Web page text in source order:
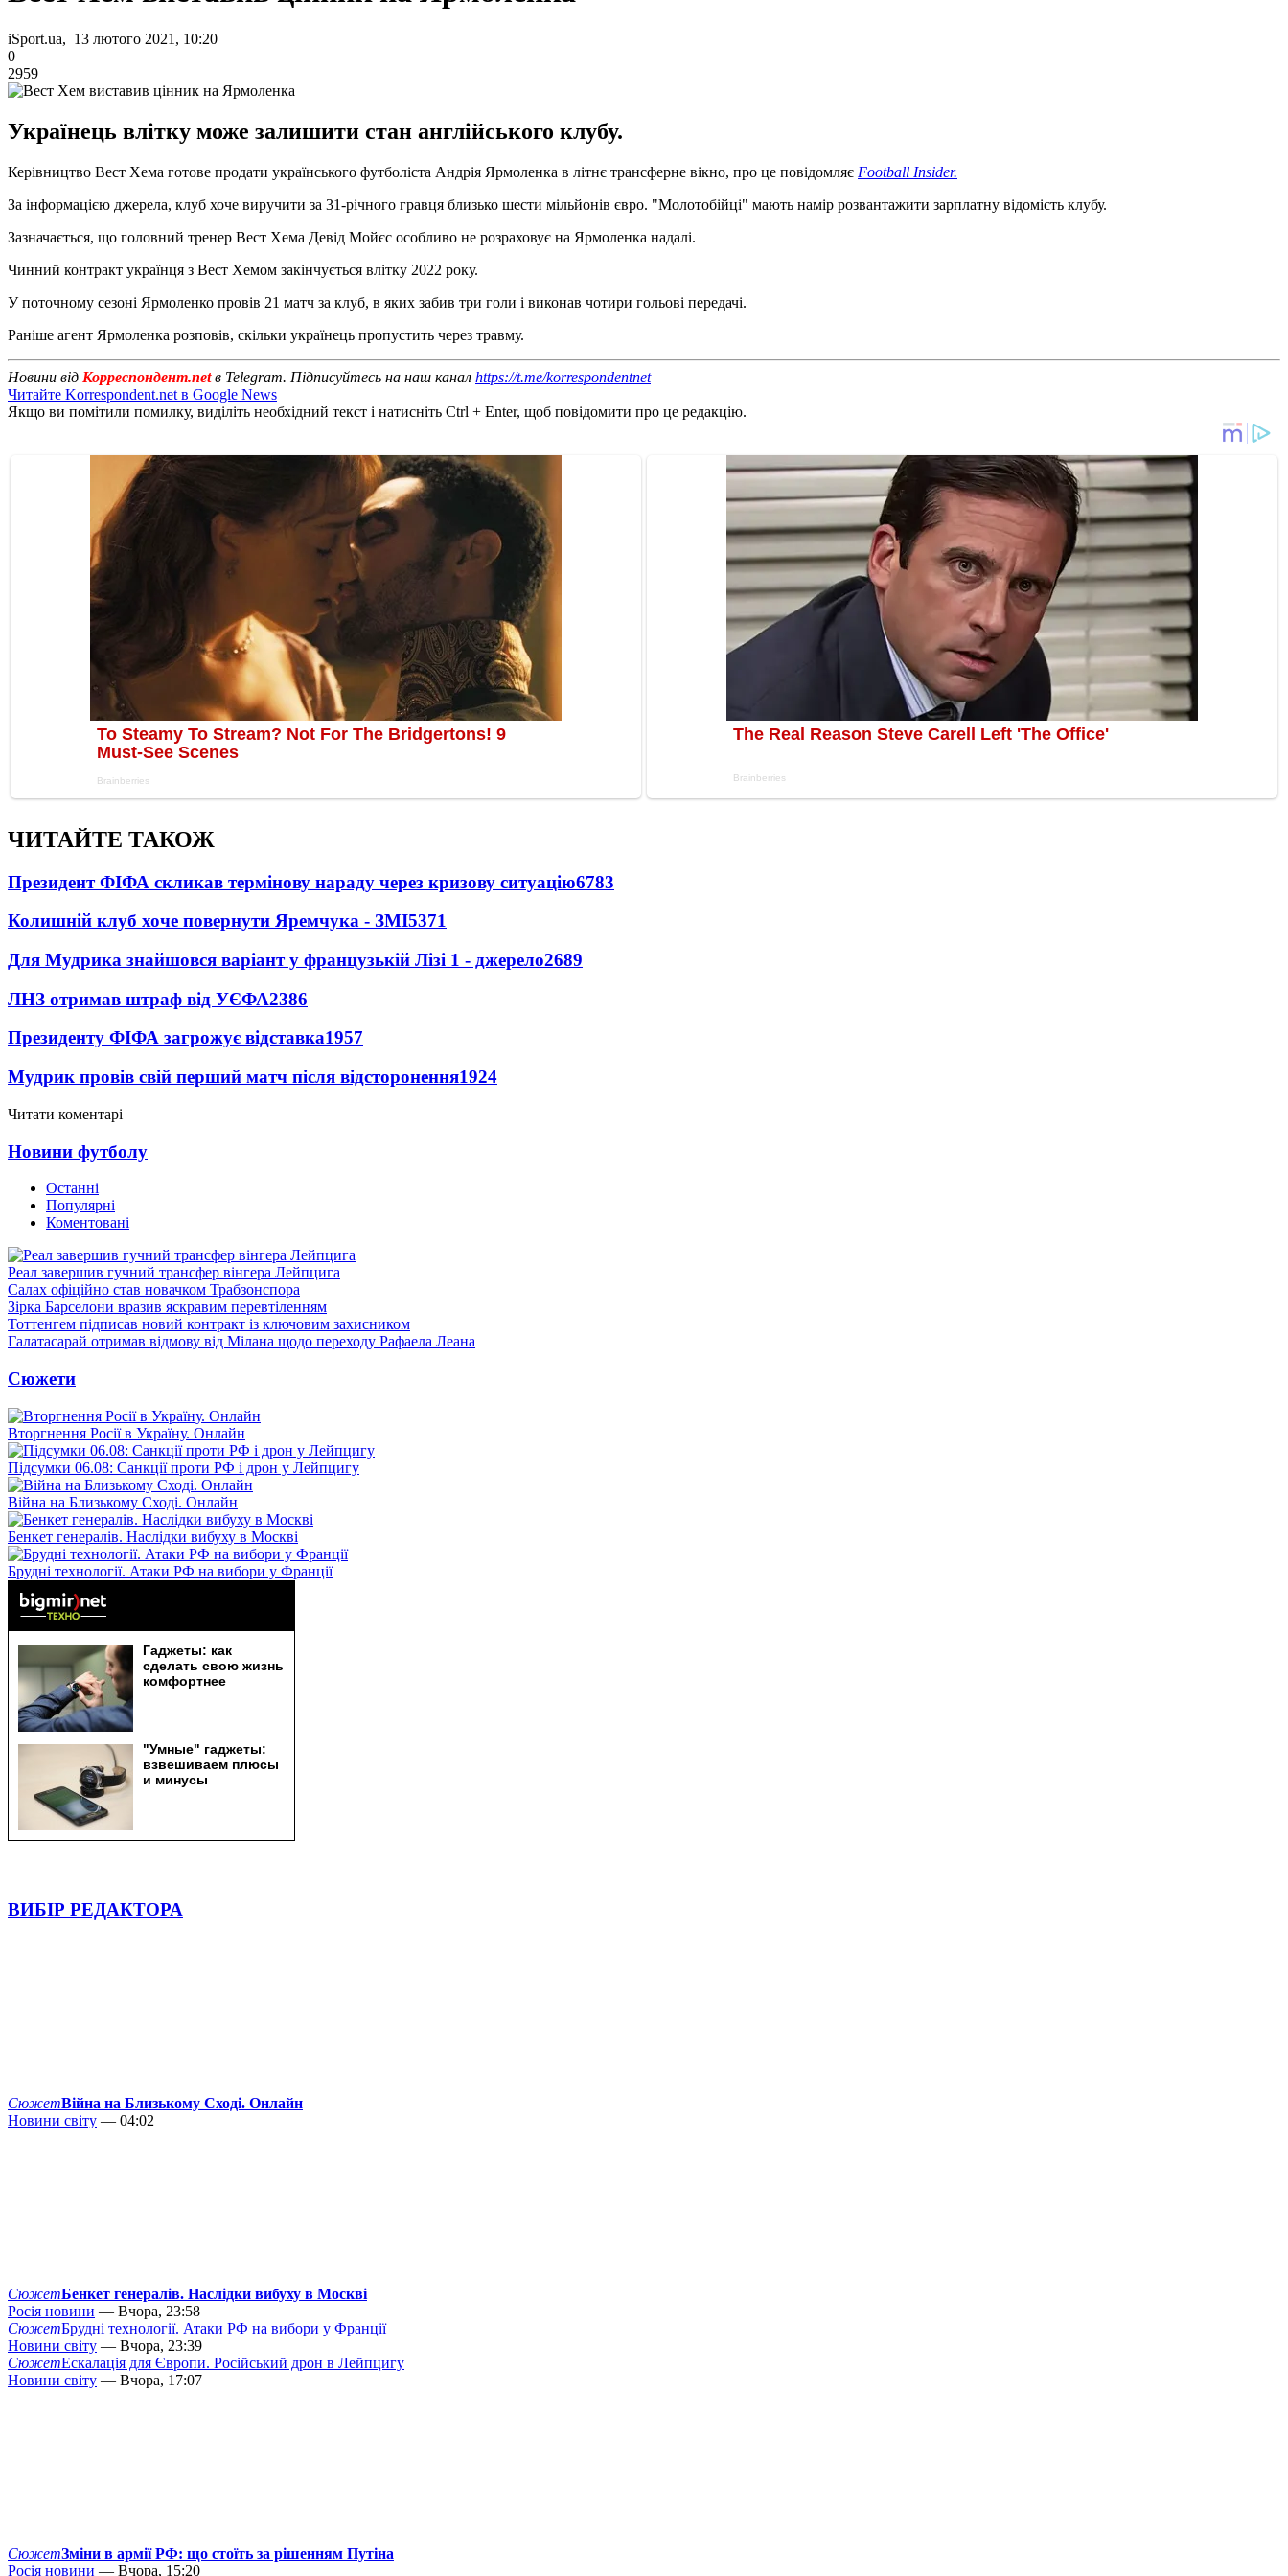
iSport.ua, 13 лютого 2021, 10:20
0
2959
Українець влітку може залишити стан англійського клубу.
Керівництво Вест Хема готове продати українського футболіста Андрія Ярмоленка в літнє трансферне вікно, про це повідомляє Football Insider.
За інформацією джерела, клуб хоче виручити за 31-річного гравця близько шести мільйонів євро. "Молотобійці" мають намір розвантажити зарплатну відомість клубу.
Зазначається, що головний тренер Вест Хема Девід Мойєс особливо не розраховує на Ярмоленка надалі.
Чинний контракт українця з Вест Хемом закінчується влітку 2022 року.
У поточному сезоні Ярмоленко провів 21 матч за клуб, в яких забив три голи і виконав чотири гольові передачі.
Раніше агент Ярмоленка розповів, скільки українець пропустить через травму.
Новини від Корреспондент.netв Telegram. Підписуйтесь на наш канал https://t.me/korrespondentnet
Читайте Korrespondent.net в Google News
Якщо ви помітили помилку, виділіть необхідний текст і натисніть Ctrl + Enter, щоб повідомити про це редакцію.
ЧИТАЙТЕ ТАКОЖ
Президент ФІФА скликав термінову нараду через кризову ситуацію6783
Колишній клуб хоче повернути Яремчука - ЗМІ5371
Для Мудрика знайшовся варіант у французькій Лізі 1 - джерело2689
ЛНЗ отримав штраф від УЄФА2386
Президенту ФІФА загрожує відставка1957
Мудрик провів свій перший матч після відсторонення1924
Читати коментарі
Новини футболу
Останні
Популярні
Коментовані
Реал завершив гучний трансфер вінгера Лейпцига
Салах офіційно став новачком Трабзонспора
Зірка Барселони вразив яскравим перевтіленням
Тоттенгем підписав новий контракт із ключовим захисником
Галатасарай отримав відмову від Мілана щодо переходу Рафаела Леана
Сюжети
Вторгнення Росії в Україну. Онлайн
Підсумки 06.08: Санкції проти РФ і дрон у Лейпцигу
Війна на Близькому Сході. Онлайн
Бенкет генералів. Наслідки вибуху в Москві
Брудні технології. Атаки РФ на вибори у Франції
ВИБІР РЕДАКТОРА
СюжетВійна на Близькому Сході. Онлайн
Новини світу — 04:02
СюжетБенкет генералів. Наслідки вибуху в Москві
Росія новини — Вчора, 23:58
СюжетБрудні технології. Атаки РФ на вибори у Франції
Новини світу — Вчора, 23:39
СюжетЕскалація для Європи. Російський дрон в Лейпцигу
Новини світу — Вчора, 17:07
СюжетЗміни в армії РФ: що стоїть за рішенням Путіна
Росія новини — Вчора, 15:20